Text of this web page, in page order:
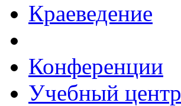
Краеведение
Конференции
Учебный центр